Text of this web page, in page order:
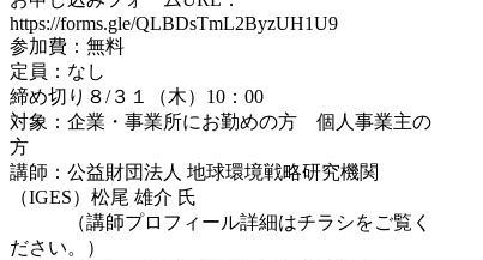
https://forms.gle/QLBDsTmL2ByzUH1U9
参加費：無料
定員：なし
締め切り８/３１（木）10：00
対象：企業・事業所にお勤めの方 個人事業主の
方
講師：公益財団法人 地球環境戦略研究機関
（IGES）松尾 雄介 氏
（講師プロフィール詳細はチラシをご覧く
ださい。）